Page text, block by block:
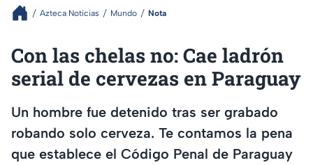
Azteca Noticias Mundo Nota
Con las chelas no: Cae ladrón
serial de cervezas en Paraguay
Un hombre fue detenido tras ser grabado
robando solo cerveza. Te contamos la pena
que establece el Código Penal de Paraguay